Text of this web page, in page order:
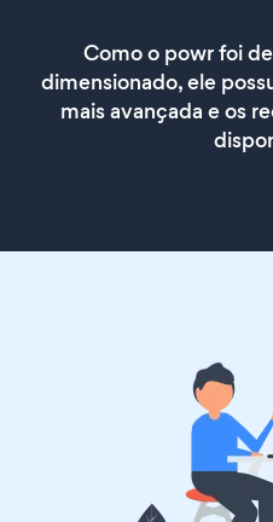
Como o powr foi
dimensionado, ele
mais avançada e os